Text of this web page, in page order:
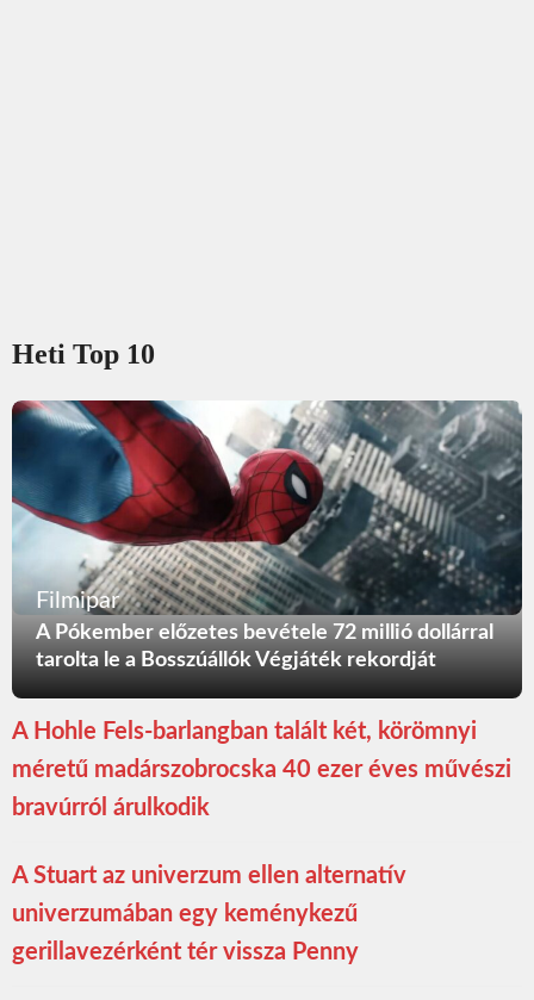
Heti Top 10
Filmipar
A Pókember előzetes bevétele 72 millió dollárral
tarolta le a Bosszúállók Végjáték rekordját
A Hohle Fels-barlangban talált két, körömnyi
méretű madárszobrocska 40 ezer éves művészi
bravúrról árulkodik
A Stuart az univerzum ellen alternatív
univerzumában egy keménykezű
gerillavezérként tér vissza Penny